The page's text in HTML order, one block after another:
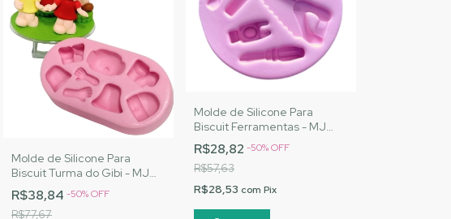
Molde de Silicone Para
Biscuit Turma do Gibi - MJ
Artesanatos |Cód. 3046
R$38,84 -50%OFF
R$77,67
Molde de Silicone Para
Biscuit Ferramentas - MJ
Artesanatos |Cód. 3021
R$28,82 -50%OFF
R$57,63
R$28,53 com Pix